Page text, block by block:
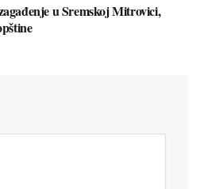
u Sremskoj Mitrovici,